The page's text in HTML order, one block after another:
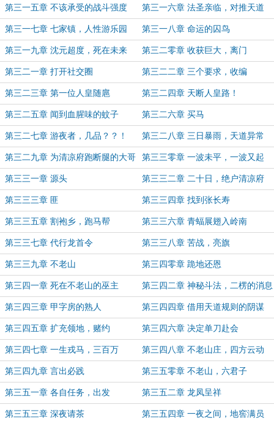
第三一五章 不该承受的战斗强度 第三一六章 法圣亲临，对推天道
第三一七章 七家镇，人性游乐园 第三一八章 命运的囚鸟
第三一九章 沈元超度，死在未来 第三二零章 收获巨大，离门
第三二一章 打开社交圈 第三二二章 三个要求，收编
第三二三章 第一位人皇随扈 第三二四章 天断人皇路！
第三二五章 闻到血腥味的蚊子 第三二六章 买马
第三二七章 游夜者，几品？？！ 第三二八章 三日暴雨，天道异常
第三二九章 为清凉府跑断腿的大哥 第三三零章 一波未平，一波又起
第三三一章 源头 第三三二章 二十日，绝户清凉府
第三三三章 匪 第三三四章 找到张长寿
第三三五章 割袍乡，跑马帮 第三三六章 青蝠展翅入岭南
第三三七章 代行龙首令 第三三八章 苦战，亮旗
第三三九章 不老山 第三四零章 跪地还恩
第三四一章 死在不老山的巫主 第三四二章 神秘斗法，二楞的消息
第三四三章 甲字房的熟人 第三四四章 借用天道规则的阴谋
第三四五章 扩充领地，赌约 第三四六章 决定单刀赴会
第三四七章 一生戎马，三百万 第三四八章 不老山庄，四方云动
第三四九章 言出必践 第三五零章 不老山，六君子
第三五一章 各自任务，出发 第三五二章 龙凤呈祥
第三五三章 深夜请茶 第三五四章 一夜之间，地窖满员